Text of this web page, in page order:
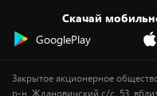
Сервисные центры
Уценка
Скачай
GooglePlay
Закрытое акционерное
р-н, Ждановичский с/с, 53,